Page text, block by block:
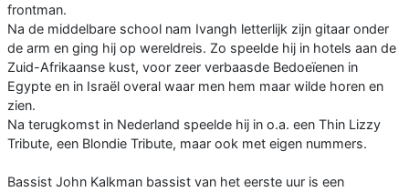
frontman.
Na de middelbare school nam Ivangh letterlijk zijn gitaar onder
de arm en ging hij op wereldreis. Zo speelde hij in hotels aan de
Zuid-Afrikaanse kust, voor zeer verbaasde Bedoeïenen in
Egypte en in Israël overal waar men hem maar wilde horen en
zien.
Na terugkomst in Nederland speelde hij in o.a. een Thin Lizzy
Tribute, een Blondie Tribute, maar ook met eigen nummers.
Bassist John Kalkman bassist van het eerste uur is een